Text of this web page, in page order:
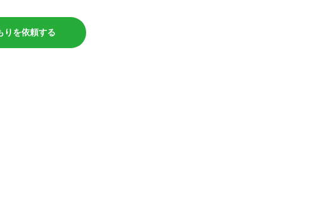
りを依頼する